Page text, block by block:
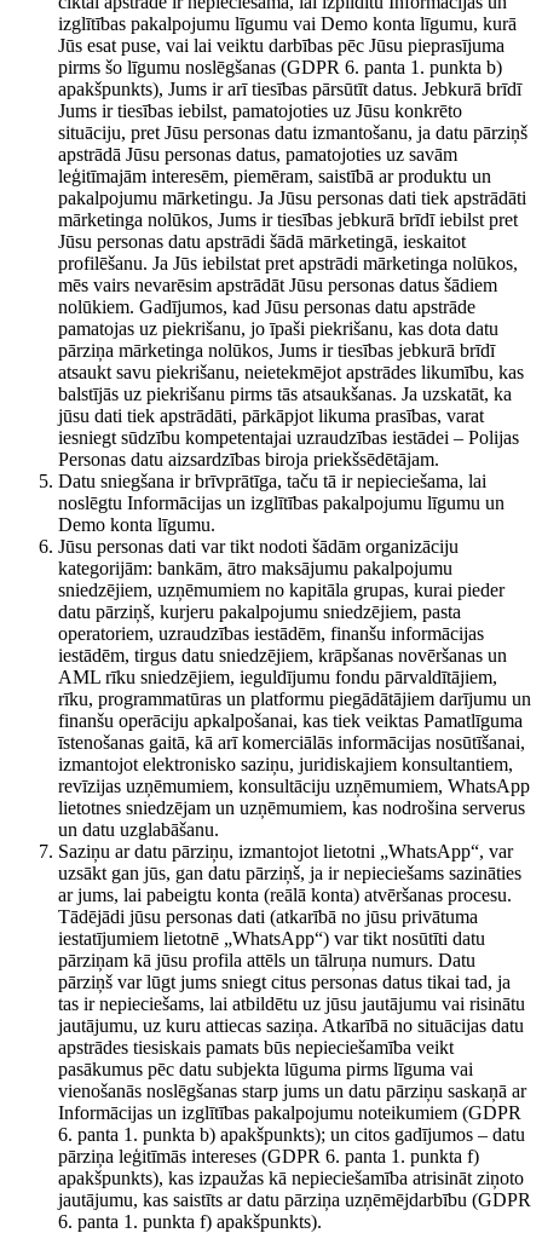
izglītības pakalpojumu līgumu vai Demo konta līgumu, kurā
Jūs esat puse, vai lai veiktu darbības pēc Jūsu pieprasījuma
pirms šo līgumu noslēgšanas (GDPR 6. panta 1. punkta b)
apakšpunkts), Jums ir arī tiesības pārsūtīt datus. Jebkurā brīdī
Jums ir tiesības iebilst, pamatojoties uz Jūsu konkrēto
situāciju, pret Jūsu personas datu izmantošanu, ja datu pārziņš
apstrādā Jūsu personas datus, pamatojoties uz savām
leģitīmajām interesēm, piemēram, saistībā ar produktu un
pakalpojumu mārketingu. Ja Jūsu personas dati tiek apstrādāti
mārketinga nolūkos, Jums ir tiesības jebkurā brīdī iebilst pret
Jūsu personas datu apstrādi šādā mārketingā, ieskaitot
profilēšanu. Ja Jūs iebilstat pret apstrādi mārketinga nolūkos,
mēs vairs nevarēsim apstrādāt Jūsu personas datus šādiem
nolūkiem. Gadījumos, kad Jūsu personas datu apstrāde
pamatojas uz piekrišanu, jo īpaši piekrišanu, kas dota datu
pārziņa mārketinga nolūkos, Jums ir tiesības jebkurā brīdī
atsaukt savu piekrišanu, neietekmējot apstrādes likumību, kas
balstījās uz piekrišanu pirms tās atsaukšanas. Ja uzskatāt, ka
jūsu dati tiek apstrādāti, pārkāpjot likuma prasības, varat
iesniegt sūdzību kompetentajai uzraudzības iestādei – Polijas
Personas datu aizsardzības biroja priekšsēdētājam.
Datu sniegšana ir brīvprātīga, taču tā ir nepieciešama, lai
noslēgtu Informācijas un izglītības pakalpojumu līgumu un
Demo konta līgumu.
Jūsu personas dati var tikt nodoti šādām organizāciju
kategorijām: bankām, ātro maksājumu pakalpojumu
sniedzējiem, uzņēmumiem no kapitāla grupas, kurai pieder
datu pārziņš, kurjeru pakalpojumu sniedzējiem, pasta
operatoriem, uzraudzības iestādēm, finanšu informācijas
iestādēm, tirgus datu sniedzējiem, krāpšanas novēršanas un
AML rīku sniedzējiem, ieguldījumu fondu pārvaldītājiem,
rīku, programmatūras un platformu piegādātājiem darījumu un
finanšu operāciju apkalpošanai, kas tiek veiktas Pamatlīguma
īstenošanas gaitā, kā arī komerciālās informācijas nosūtīšanai,
izmantojot elektronisko saziņu, juridiskajiem konsultantiem,
revīzijas uzņēmumiem, konsultāciju uzņēmumiem, WhatsApp
lietotnes sniedzējam un uzņēmumiem, kas nodrošina serverus
un datu uzglabāšanu.
Saziņu ar datu pārziņu, izmantojot lietotni „WhatsApp“, var
uzsākt gan jūs, gan datu pārziņš, ja ir nepieciešams sazināties
ar jums, lai pabeigtu konta (reālā konta) atvēršanas procesu.
Tādējādi jūsu personas dati (atkarībā no jūsu privātuma
iestatījumiem lietotnē „WhatsApp“) var tikt nosūtīti datu
pārziņam kā jūsu profila attēls un tālruņa numurs. Datu
pārziņš var lūgt jums sniegt citus personas datus tikai tad, ja
tas ir nepieciešams, lai atbildētu uz jūsu jautājumu vai risinātu
jautājumu, uz kuru attiecas saziņa. Atkarībā no situācijas datu
apstrādes tiesiskais pamats būs nepieciešamība veikt
pasākumus pēc datu subjekta lūguma pirms līguma vai
vienošanās noslēgšanas starp jums un datu pārziņu saskaņā ar
Informācijas un izglītības pakalpojumu noteikumiem (GDPR
6. panta 1. punkta b) apakšpunkts); un citos gadījumos – datu
pārziņa leģitīmās intereses (GDPR 6. panta 1. punkta f)
apakšpunkts), kas izpaužas kā nepieciešamība atrisināt ziņoto
jautājumu, kas saistīts ar datu pārziņa uzņēmējdarbību (GDPR
6. panta 1. punkta f) apakšpunkts).